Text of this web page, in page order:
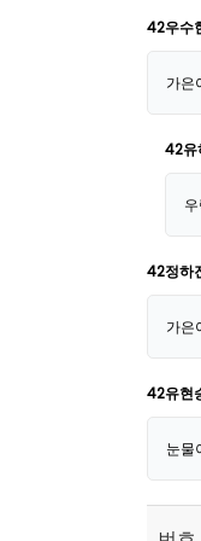
42우수
가은
42유
42정하
가은
42유현
눈물